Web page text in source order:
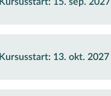
Kursusstart: 13. okt. 2027